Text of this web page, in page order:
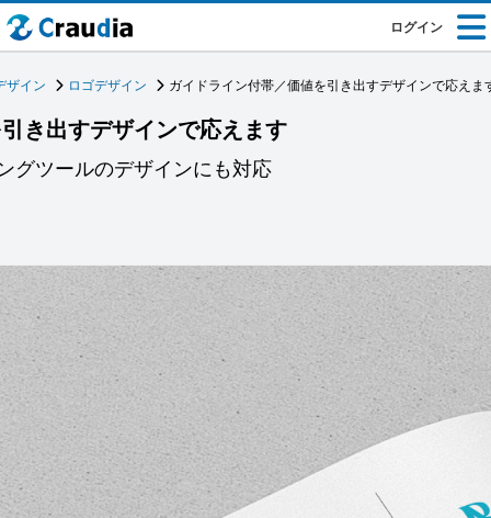
ログイン
ザイン ロゴデザイン ガイドライン付帯／価値を引き出すデザインで応えま
き出すデザインで応えます
グツールのデザインにも対応